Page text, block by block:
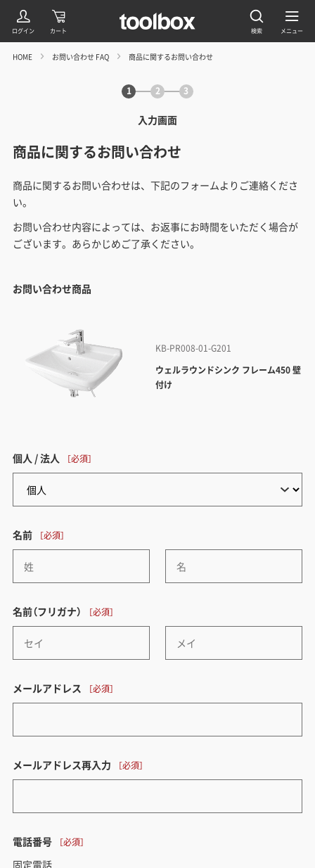
HOME お問い合わせ FAQ 商品に関するお問い合わせ
1 2 3
入力画面
商品に関するお問い合わせ
商品に関するお問い合わせは、下記のフォームよりご連絡くださ
い。
お問い合わせ内容によっては、お返事にお時間をいただく場合が
ございます。あらかじめご了承ください。
お問い合わせ商品
KB-PR008-01-G201
ウェルラウンドシンク フレーム450 壁
付け
個人 / 法人
名前
名前（フリガナ）
メールアドレス
メールアドレス再入力
電話番号
固定電話